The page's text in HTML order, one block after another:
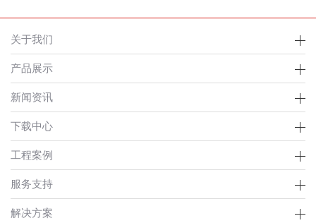
关于我们
产品展示
新闻资讯
下载中心
工程案例
服务支持
解决方案